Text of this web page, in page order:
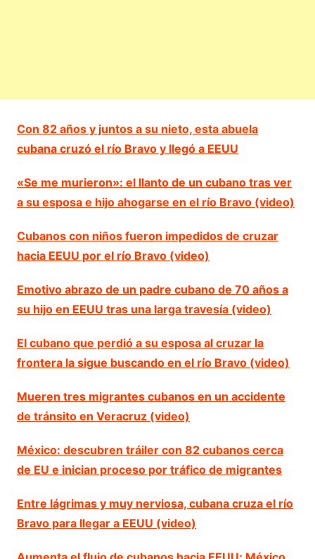
Con 82 años y juntos a su nieto, esta abuela
cubana cruzó el río Bravo y llegó a EEUU
«Se me murieron»: el llanto de un cubano tras ver
a su esposa e hijo ahogarse en el río Bravo (video)
Cubanos con niños fueron impedidos de cruzar
hacia EEUU por el río Bravo (video)
Emotivo abrazo de un padre cubano de 70 años a
su hijo en EEUU tras una larga travesía (video)
El cubano que perdió a su esposa al cruzar la
frontera la sigue buscando en el río Bravo (video)
Mueren tres migrantes cubanos en un accidente
de tránsito en Veracruz (video)
México: descubren tráiler con 82 cubanos cerca
de EU e inician proceso por tráfico de migrantes
Entre lágrimas y muy nerviosa, cubana cruza el río
Bravo para llegar a EEUU (video)